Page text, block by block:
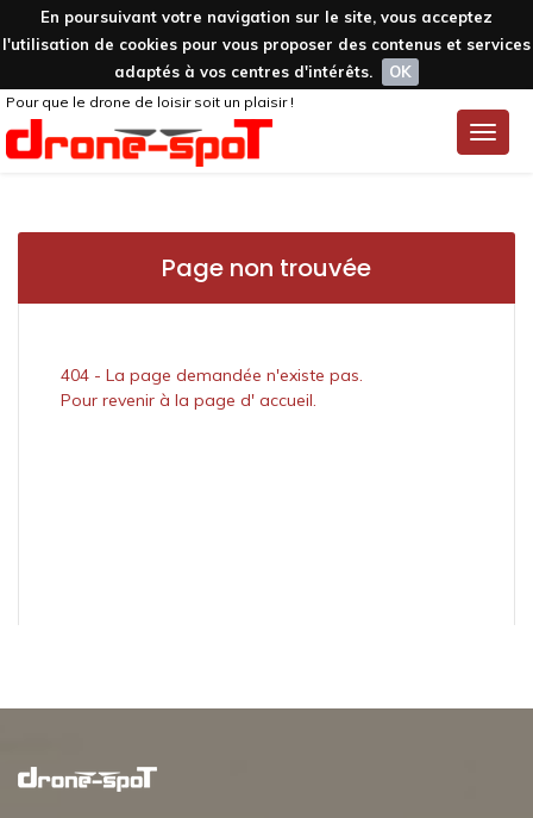
En poursuivant votre navigation sur le site, vous acceptez
l'utilisation de cookies pour vous proposer des contenus et services
adaptés à vos centres d'intérêts.
OK
Toggle
Pour que le drone de loisir soit un plaisir !
Page non trouvée
404 - La page demandée n'existe pas.
Pour revenir à la page d' accueil.